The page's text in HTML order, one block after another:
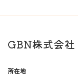
GBN株式会社
所在地